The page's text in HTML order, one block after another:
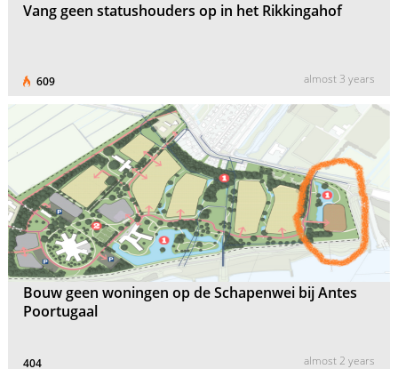
Vang geen statushouders op in het Rikkingahof
609 almost 3 years
Bouw geen woningen op de Schapenwei bij Antes
Poortugaal
404 almost 2 years